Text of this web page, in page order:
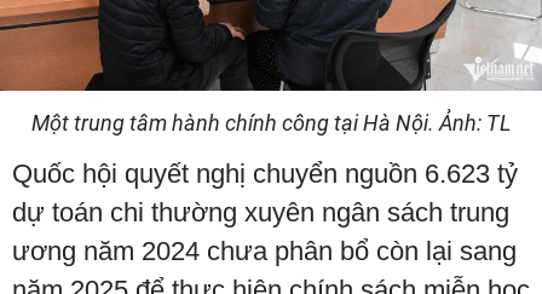
Một trung tâm hành chính công tại Hà Nội. Ảnh: TL
Quốc hội quyết nghị chuyển nguồn 6.623 tỷ
dự toán chi thường xuyên ngân sách trung
ương năm 2024 chưa phân bổ còn lại sang